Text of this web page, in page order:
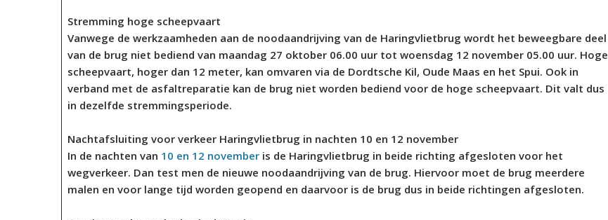
Stremming hoge scheepvaart
Vanwege de werkzaamheden aan de noodaandrijving van de Haringvlietbrug wordt het beweegbare deel
van de brug niet bediend van maandag 27 oktober 06.00 uur tot woensdag 12 november 05.00 uur. Hoge
scheepvaart, hoger dan 12 meter, kan omvaren via de Dordtsche Kil, Oude Maas en het Spui. Ook in
verband met de asfaltreparatie kan de brug niet worden bediend voor de hoge scheepvaart. Dit valt dus
in dezelfde stremmingsperiode.
Nachtafsluiting voor verkeer Haringvlietbrug in nachten 10 en 12 november
In de nachten van 10 en 12 novemberis de Haringvlietbrug in beide richting afgesloten voor het
wegverkeer. Dan test men de nieuwe noodaandrijving van de brug. Hiervoor moet de brug meerdere
malen en voor lange tijd worden geopend en daarvoor is de brug dus in beide richtingen afgesloten.